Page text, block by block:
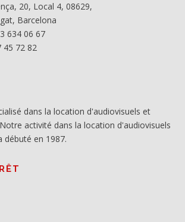
20, Local 4, 08629,
Barcelona
634 06 67
45 72 82
dans la location d'audiovisuels et
activité dans la location d'audiovisuels
débuté en 1987.